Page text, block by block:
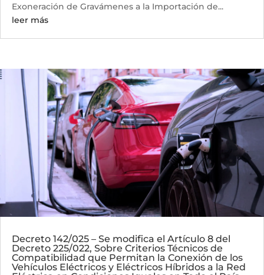
Exoneración de Gravámenes a la Importación de...
leer más
Decreto 142/025 – Se modifica el Artículo 8 del
Decreto 225/022, Sobre Criterios Técnicos de
Compatibilidad que Permitan la Conexión de los
Vehículos Eléctricos y Eléctricos Híbridos a la Red